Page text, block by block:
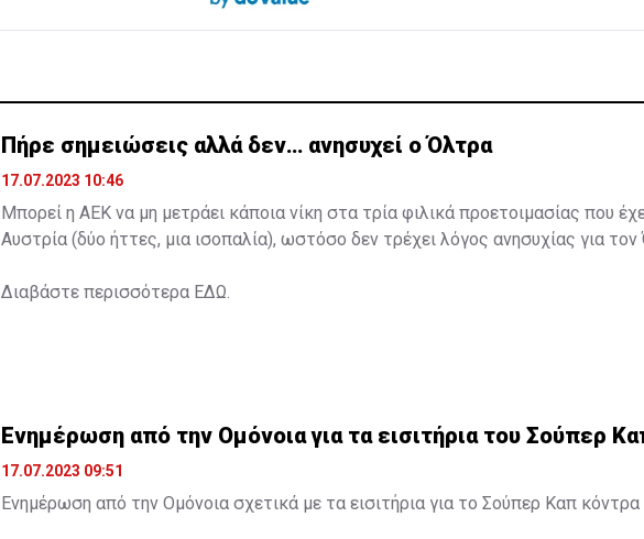
Πήρε σημειώσεις αλλά δεν… ανησυχεί ο Όλτρα
17.07.2023 10:46
Μπορεί η ΑΕΚ να μη μετράει κάποια νίκη στα τρία φιλικά προετοιμασίας που
Αυστρία (δύο ήττες, μια ισοπαλία), ωστόσο δεν τρέχει λόγος ανησυχίας για τον
Διαβάστε περισσότερα ΕΔΩ
Ενημέρωση από την Ομόνοια για τα εισιτήρια του Σούπερ
17.07.2023 09:51
Ενημέρωση από την Ομόνοια σχετικά με τα εισιτήρια για το Σούπερ Καπ κόντρα